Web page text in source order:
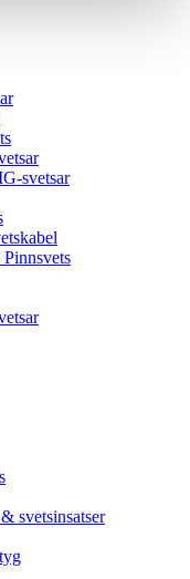
svetsar
svetsinsatser